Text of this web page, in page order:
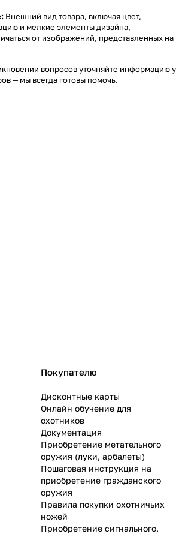
Внешний вид товара, включая цвет,
и мелкие элементы дизайна,
от изображений, представленных на
вопросов уточняйте информацию у
— мы всегда готовы помочь.
Покупателю
Дисконтные карты
Онлайн обучение для
охотников
Документация
Приобретение метательного
оружия (луки, арбалеты)
Пошаговая инструкция на
приобретение гражданского
оружия
Правила покупки охотничьих
ножей
Приобретение сигнального,